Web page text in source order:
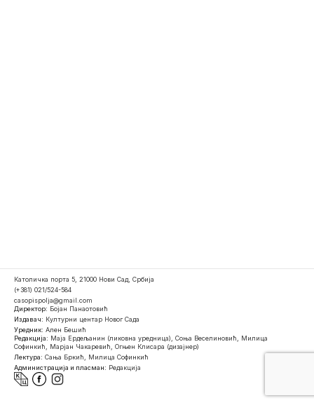
Католичка порта 5, 21000 Нови Сад, Србија
(+381) 021/524-584
casopispolja@gmail.com
Директор: Бојан Панаотовић
Издавач: Културни центар Новог Сада
Уредник: Ален Бешић
Редакција: Маја Ердељанин (ликовна уредница), Соња Веселиновић, Милица
Софинкић, Марјан Чакаревић, Огњен Клисара (дизајнер)
Лектура: Сања Бркић, Милица Софинкић
Администрација и пласман: Редакција